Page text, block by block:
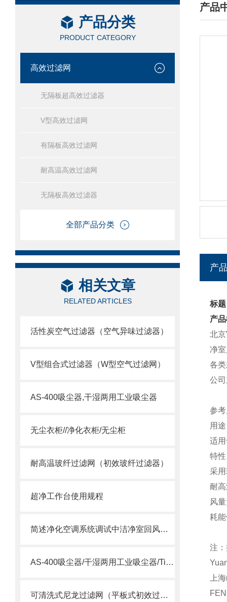
产品分类
PRODUCT CATEGORY
高效过滤网
无隔板超高效过滤器
V型高效过滤网
有隔板高效过滤网
耐高温高效过滤网
无隔板高效过滤器
全部产品分类
相关文章
RELATED ARTICLES
活性炭空气过滤器（空气异味过滤器）
V型组合式过滤器（W型空气过滤网）
AS-400吸尘器,干湿两用工业吸尘器
无尘衣柜//净化衣柜/无尘柜
耐高温玻纤过滤网（初效玻纤过滤器）
超净工作台使用规程
简述净化空调系统调试中洁净室回风口变为送风口的问题
AS-400吸尘器/干湿两用工业吸尘器/Tiger Vac AS-400
可清洗式尼龙过滤网（平板式初效过滤器）
产品
/
产
标
产
北
净
各
公
参
用
适
特
采
耐
风
耗
注
上